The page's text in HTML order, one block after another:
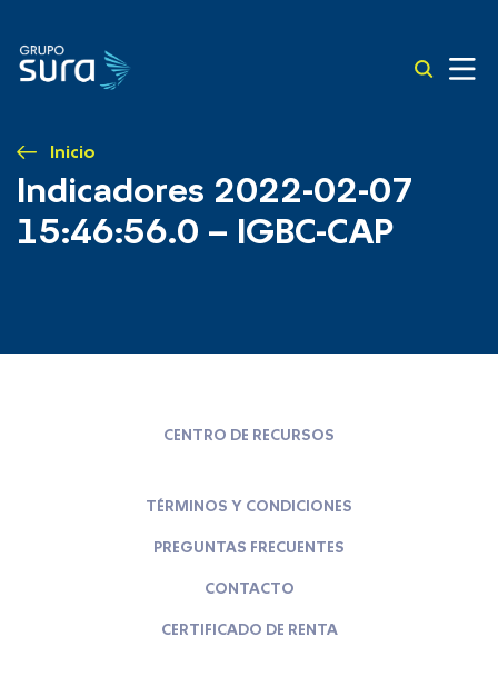
Inicio
Indicadores 2022-02-07
15:46:56.0 – IGBC-CAP
CENTRO DE RECURSOS
TÉRMINOS Y CONDICIONES
PREGUNTAS FRECUENTES
CONTACTO
CERTIFICADO DE RENTA